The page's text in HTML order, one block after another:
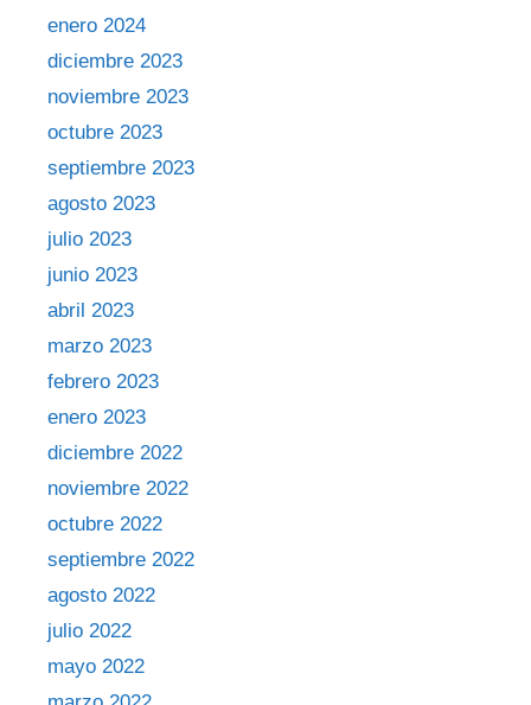
enero 2024
diciembre 2023
noviembre 2023
octubre 2023
septiembre 2023
agosto 2023
julio 2023
junio 2023
abril 2023
marzo 2023
febrero 2023
enero 2023
diciembre 2022
noviembre 2022
octubre 2022
septiembre 2022
agosto 2022
julio 2022
mayo 2022